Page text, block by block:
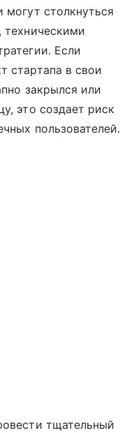
столкнуться
техническими
Если
стартапа в свои
закрылся или
это создает риск
пользователей.
тщательный